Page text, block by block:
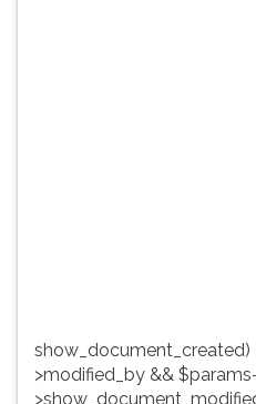
>modified_by &&